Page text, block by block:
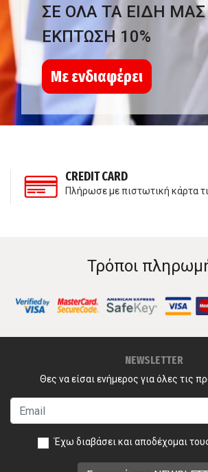
ΣΕ ΟΛΑ ΤΑ ΕΙΔΗ ΜΑΣ
ΕΚΠΤΩΣΗ 10%
Με ενδιαφέρει
CREDIT CARD
Πλήρωσε με πιστωτική κάρτα
Τρόποι
NEWSLETTER
Θες να είσαι ενήμερος για όλες τις
Έχω διαβάσει και αποδέχομαι